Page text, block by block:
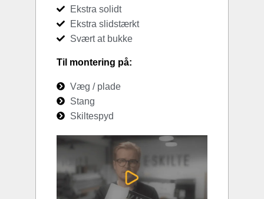
Ekstra solidt
Ekstra slidstærkt
Svært at bukke
Til montering på:
Væg / plade
Stang
Skiltespyd